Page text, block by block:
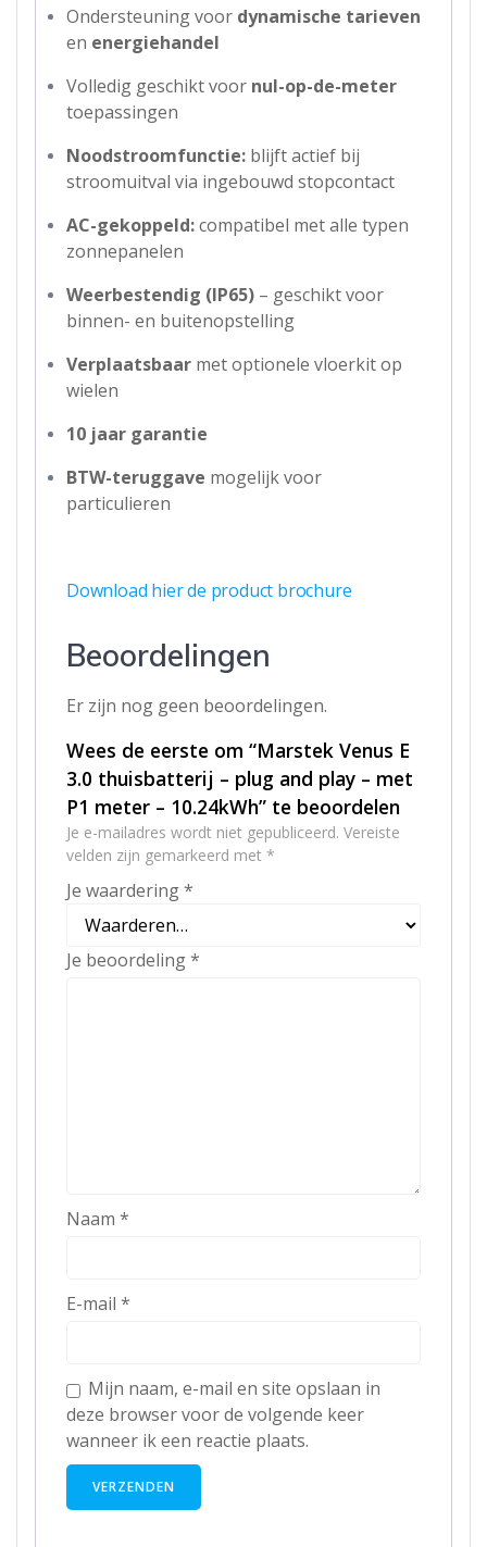
Ondersteuning voor dynamische tarieven
en energiehandel
Volledig geschikt voor nul-op-de-meter
toepassingen
Noodstroomfunctie: blijft actief bij
stroomuitval via ingebouwd stopcontact
AC-gekoppeld:compatibel met alle typen
zonnepanelen
Weerbestendig (IP65) – geschikt voor
binnen- en buitenopstelling
Verplaatsbaar met optionele vloerkit op
wielen
10 jaar garantie
BTW-teruggave mogelijk voor
particulieren
Download hier de product brochure
Beoordelingen
Er zijn nog geen beoordelingen.
Wees de eerste om “Marstek Venus E
3.0 thuisbatterij – plug and play – met
P1 meter – 10.24kWh” te beoordelen
Je e-mailadres wordt niet gepubliceerd. Vereiste
velden zijn gemarkeerd met *
Je waardering*
Je beoordeling*
Naam *
E-mail *
Mijn naam, e-mail en site opslaan in
deze browser voor de volgende keer
wanneer ik een reactie plaats.